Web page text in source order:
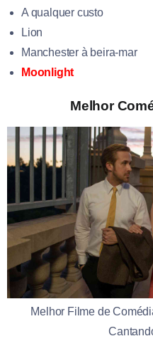
A qualquer custo
Lion
Manchester à beira-mar
Moonlight
Melhor
Melhor Filme de